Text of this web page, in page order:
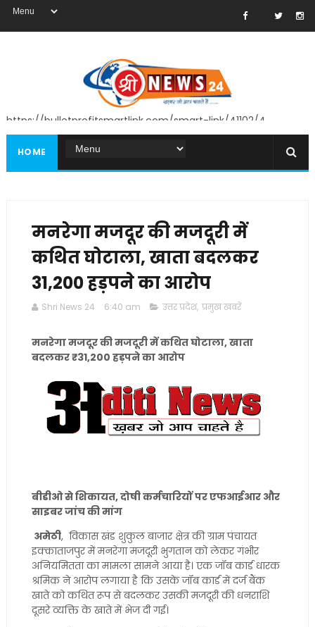
https://bulletprofitsmartlink.com/smart-link/41102/4
HOME
मनरेगा मजदूर की मजदूरी में
कथित घोटाला, खाता बदलकर
₹31,200 हड़पने का आरोप
Shri News 24 6:40 am उत्तर प्रदेश, प्रमुख खबरें
मनरेगा मजदूर की मजदूरी में कथित घोटाला, खाता
बदलकर ₹31,200 हड़पने का आरोप
बीडीओ से शिकायत, दोषी कर्मचारियों पर एफआईआर और
साइबर जांच की मांग
अमेठी, विकास खंड शुकुल बाजार क्षेत्र की ग्राम पंचायत
इक्काताजपुर में मनरेगा मजदूरी भुगतान को लेकर गंभीर
अनियमितता का मामला सामने आया है। एक जॉब कार्ड धारक
श्रमिक ने आरोप लगाया है कि उसके जॉब कार्ड में दर्ज बैंक
खाते को कथित रूप से बदलकर उसकी मजदूरी की धनराशि
दूसरे व्यक्ति के खाते में भेज दी गई।